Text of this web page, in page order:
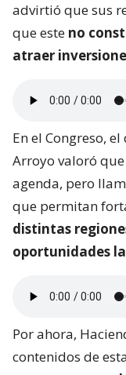
advirtió que sus
que este no
atraer
En el Congreso,
Arroyo valoró que
agenda, pero
que permitan
distintas
oportunidades
Por ahora,
contenidos de